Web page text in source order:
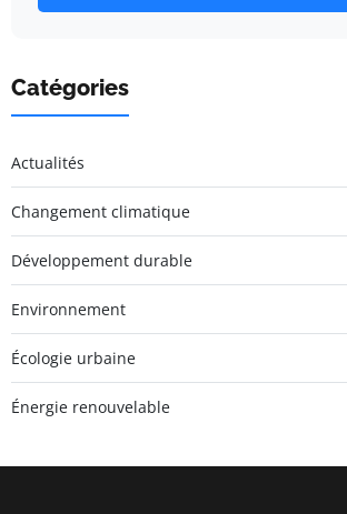
Catégories
Actualités
Changement climatique
Développement durable
Environnement
Écologie urbaine
Énergie renouvelable